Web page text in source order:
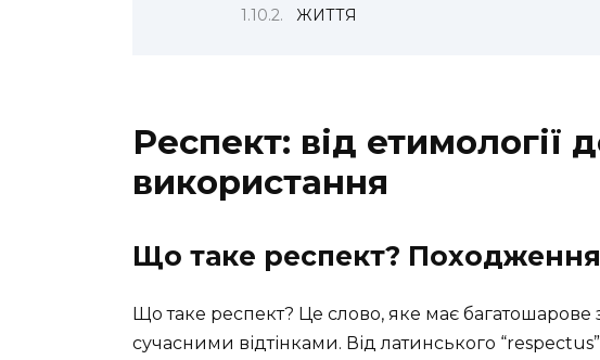
ЖИТТЯ
Респект: від етимології
використання
Що таке респект? Походження
Що таке респект? Це слово, яке має багатошарове
сучасними відтінками. Від латинського